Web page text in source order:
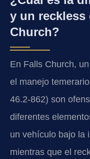
y un
Church?
En Falls Church,
el manejo
46.2-862) son
diferentes
un vehículo bajo la
mientras que el